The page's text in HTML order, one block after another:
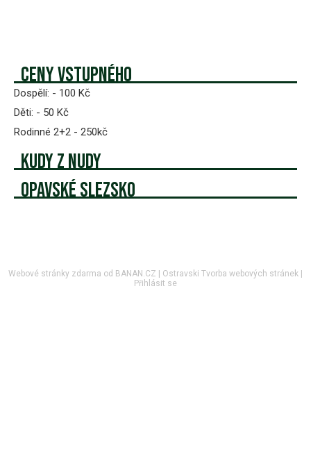
Ceny vstupného
Dospělí: - 100 Kč
Děti: - 50 Kč
Rodinné 2+2 - 250kč
Kudy z nudy
Opavské Slezsko
Webové stránky zdarma od BANAN.CZ | Ostravski Tvorba webových stránek |
Přihlásit se